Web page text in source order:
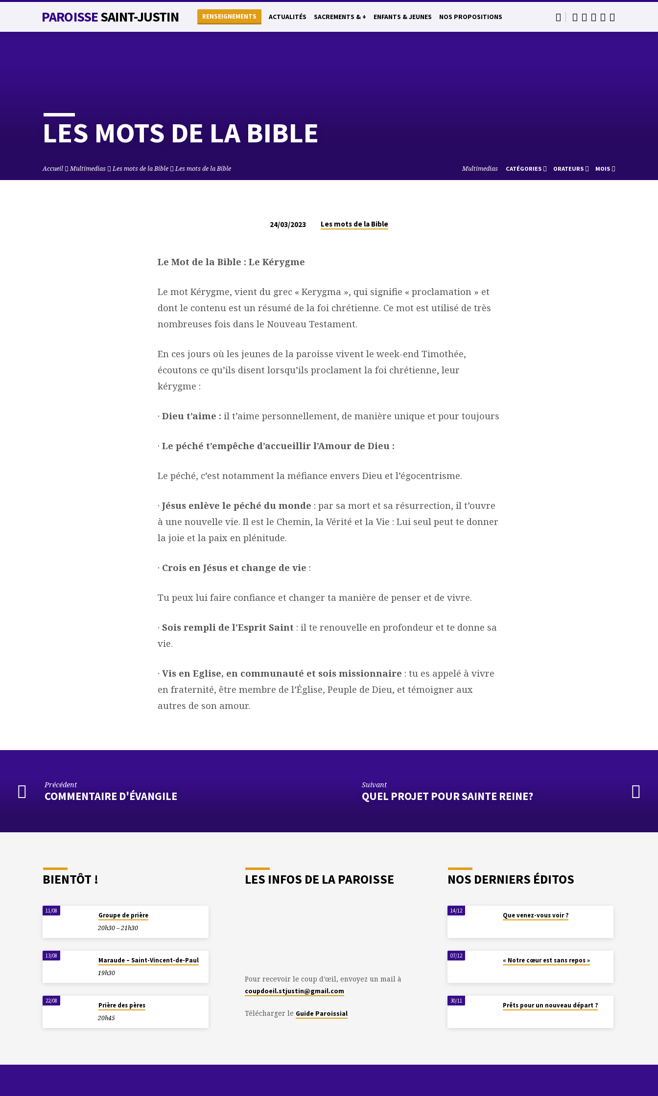
PAROISSESAINT-JUSTIN RENSEIGNEMENTS ACTUALITÉS SACREMENTS & + ENFANTS & JEUNES NOS PROPOSITIONS
LES MOTS DE LA BIBLE
Accueil Multimedias Les mots de la Bible Les mots de la Bible Multimedias CATÉGORIES ORATEURS MOIS
24/03/2023 Les mots de la Bible
Le Mot de la Bible : Le Kérygme
Le mot Kérygme, vient du grec « Kerygma », qui signifie « proclamation » et
dont le contenu est un résumé de la foi chrétienne. Ce mot est utilisé de très
nombreuses fois dans le Nouveau Testament.
En ces jours où les jeunes de la paroisse vivent le week-end Timothée,
écoutons ce qu’ils disent lorsqu’ils proclament la foi chrétienne, leur
kérygme :
· Dieu t’aime : il t’aime personnellement, de manière unique et pour toujours
· Le péché t’empêche d’accueillir l’Amour de Dieu :
Le péché, c’est notamment la méfiance envers Dieu et l’égocentrisme.
· Jésus enlève le péché du monde : par sa mort et sa résurrection, il t’ouvre
à une nouvelle vie. Il est le Chemin, la Vérité et la Vie : Lui seul peut te donner
la joie et la paix en plénitude.
· Crois en Jésus et change de vie :
Tu peux lui faire confiance et changer ta manière de penser et de vivre.
· Sois rempli de l’Esprit Saint : il te renouvelle en profondeur et te donne sa
vie.
· Vis en Eglise, en communauté et sois missionnaire : tu es appelé à vivre
en fraternité, être membre de l’Église, Peuple de Dieu, et témoigner aux
autres de son amour.
Précédent
COMMENTAIRE D'ÉVANGILE
Suivant
QUEL PROJET POUR SAINTE REINE?
BIENTÔT !
11/08
Groupe de prière
20h30 – 21h30
13/08
Maraude – Saint-Vincent-de-Paul
19h30
22/08
Prière des pères
20h45
LES INFOS DE LA PAROISSE
Pour recevoir le coup d’œil, envoyez un mail à
coupdoeil.stjustin@gmail.com
Télécharger le Guide Paroissial
NOS DERNIERS ÉDITOS
14/12
Que venez-vous voir ?
07/12
« Notre cœur est sans repos »
30/11
Prêts pour un nouveau départ ?